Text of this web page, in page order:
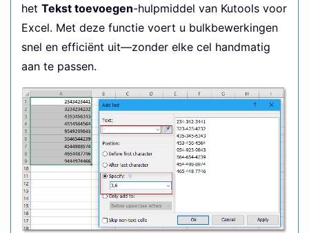
het Tekst toevoegen-hulpmiddel van Kutools voor
Excel. Met deze functie voert u bulkbewerkingen
snel en efficiënt uit—zonder elke cel handmatig
aan te passen.